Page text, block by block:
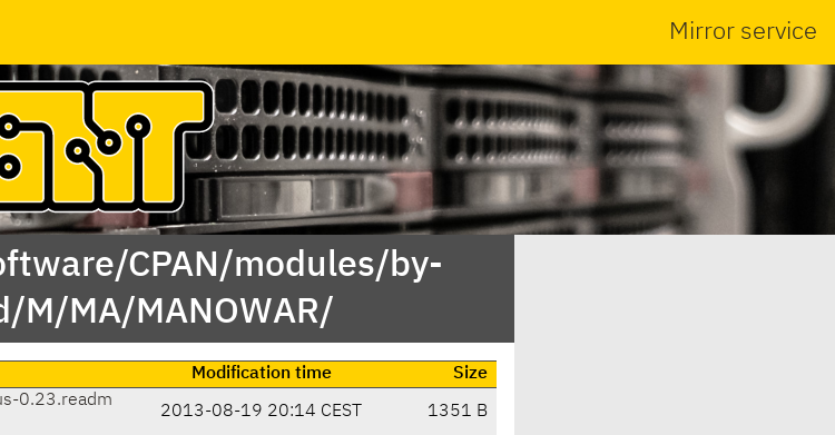
Mirror service
CPAN/modules/by-
M/MA/MANOWAR/
Modification time
Size
0.23.readm
2013-08-19 20:14 CEST 1351 B